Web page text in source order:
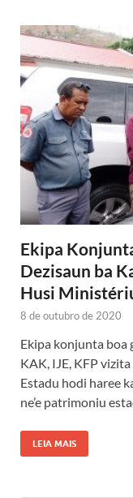
Ekipa
Dezisaun ba
Husi
8 de outubro de 2020
Ekipa konjunta boa
KAK, IJE, KFP
Estadu hodi haree
ne’e patrimoniu
LEIA MAIS